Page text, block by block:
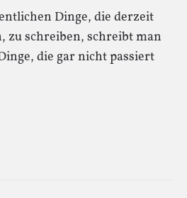
Dinge, die derzeit
zu schreiben, schreibt man
die gar nicht passiert